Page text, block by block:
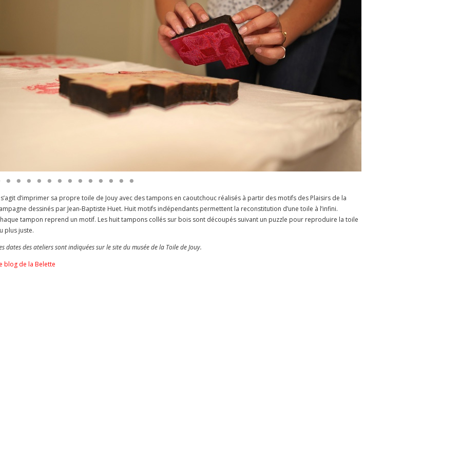
s’agit d’imprimer sa propre toile de Jouy avec des tampons en caoutchouc réalisés à partir des motifs des Plaisirs de la
dessinés par Jean-Baptiste Huet. Huit motifs indépendants permettent la reconstitution d’une toile à l’infini.
tampon reprend un motif. Les huit tampons collés sur bois sont découpés suivant un puzzle pour reproduire la toile
plus juste.
dates des ateliers sont indiquées sur le site du musée de la Toile de Jouy.
blog de la Belette